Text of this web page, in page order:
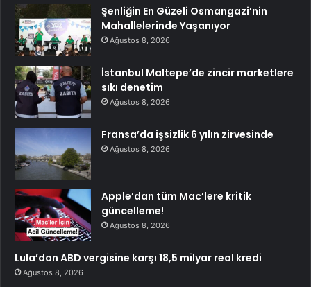
Şenliğin En Güzeli Osmangazi’nin
Mahallelerinde Yaşanıyor
Ağustos 8, 2026
İstanbul Maltepe’de zincir marketlere
sıkı denetim
Ağustos 8, 2026
Fransa’da işsizlik 6 yılın zirvesinde
Ağustos 8, 2026
Apple’dan tüm Mac’lere kritik
güncelleme!
Ağustos 8, 2026
Lula’dan ABD vergisine karşı 18,5 milyar real kredi
Ağustos 8, 2026